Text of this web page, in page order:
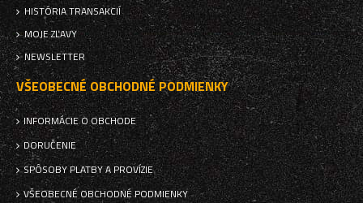
HISTÓRIA TRANSAKCIÍ
MOJE ZĽAVY
NEWSLETTER
VŠEOBECNÉ OBCHODNÉ PODMIENKY
INFORMÁCIE O OBCHODE
DORUČENIE
SPÔSOBY PLATBY A PROVÍZIE
VŠEOBECNÉ OBCHODNÉ PODMIENKY